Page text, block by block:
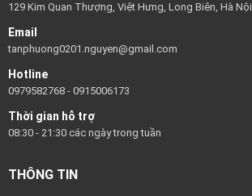
129 Kim Quan Thượng, Việt Hưng, Long Biên, Hà Nội
Email
tanphuong0201.nguyen@gmail.com
Hotline
0979582768 - 0915006173
Thời gian hỗ trợ
08:30 - 21:30 các ngày trong tuần
THÔNG TIN